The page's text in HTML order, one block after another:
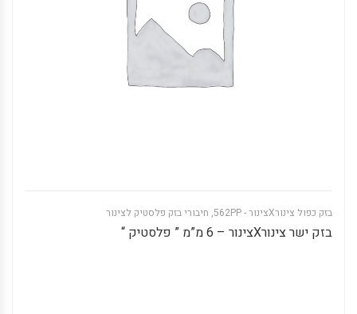
בזק כפול צינורXצינור - 562PP , חיבורי בזק פלסטיק לצינור
בזק ישר צינורXצינור – 6 מ”מ ” פלסטיק “